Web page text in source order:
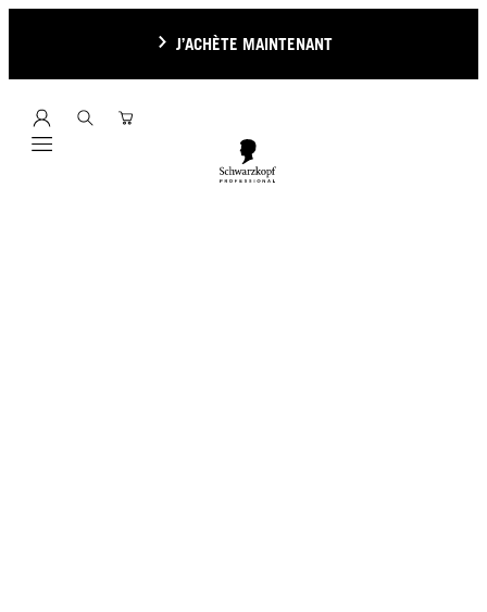
J’ACHÈTE MAINTENANT
Mobile navigation